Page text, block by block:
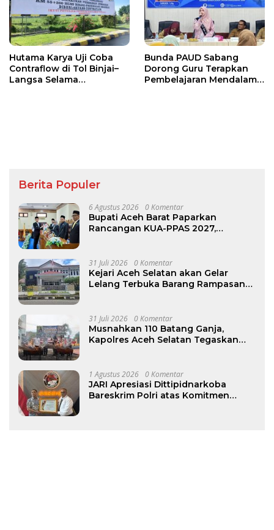
Hutama Karya Uji Coba
Contraflow di Tol Binjai–
Langsa Selama
Bunda PAUD Sabang
Dorong Guru Terapkan
Pembelajaran Mendalam
Berita Populer
6 Agustus 2026 0 Komentar
Bupati Aceh Barat Paparkan
Rancangan KUA-PPAS 2027,
31 Juli 2026 0 Komentar
Kejari Aceh Selatan akan Gelar
Lelang Terbuka Barang Rampasan
31 Juli 2026 0 Komentar
Musnahkan 110 Batang Ganja,
Kapolres Aceh Selatan Tegaskan
1 Agustus 2026 0 Komentar
JARI Apresiasi Dittipidnarkoba
Bareskrim Polri atas Komitmen